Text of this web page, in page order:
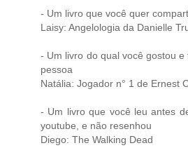
- Um livro que você quer
Laisy: Angelologia da Danielle
- Um livro do qual você gostou
pessoa
Natália: Jogador n° 1 de Ernest
- Um livro que você leu antes
youtube, e não resenhou
Diego: The Walking Dead